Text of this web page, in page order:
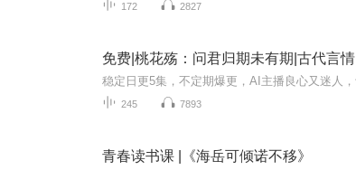
172 2827
免费|桃花殇：问君归期未有期|古代言情
245 7893
青春读书课 |《海岳可倾诺不移》